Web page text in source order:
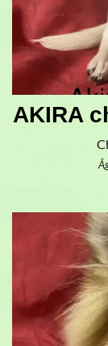
AKIRA